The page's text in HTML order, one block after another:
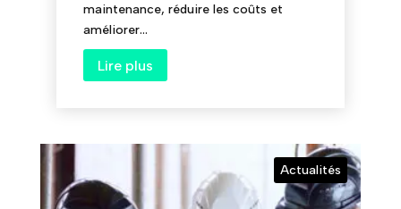
maintenance, réduire les coûts et
améliorer...
Lire plus
Actualités